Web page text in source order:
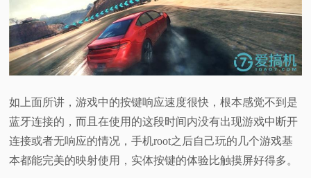
如上面所讲，游戏中的按键响应速度很快，根本感觉不到是
蓝牙连接的，而且在使用的这段时间内没有出现游戏中断开
连接或者无响应的情况，手机root之后自己玩的几个游戏基
本都能完美的映射使用，实体按键的体验比触摸屏好得多。